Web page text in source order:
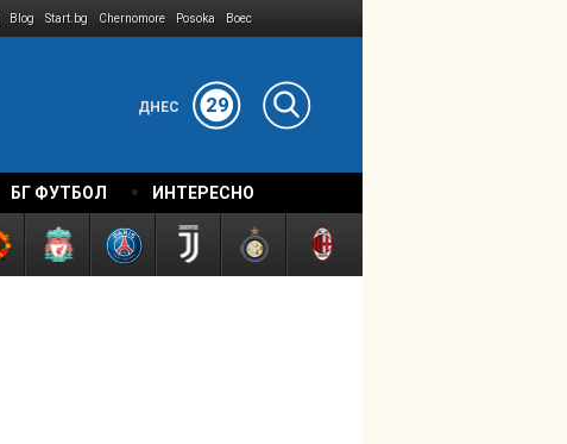
Blog Start.bg Chernomore Posoka Boec
ДНЕС 29
БГ ФУТБОЛ ИНТЕРЕСНО